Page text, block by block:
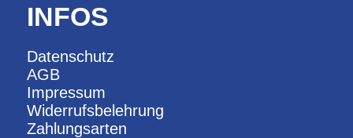
INFOS
Datenschutz
AGB
Impressum
Widerrufsbelehrung
Zahlungsarten